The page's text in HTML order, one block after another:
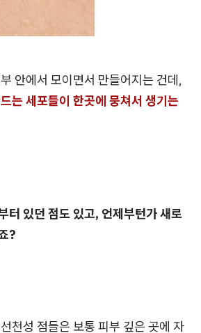
안에서 모이면서 만들어지는 건데,
는 세포들이 한곳에 뭉쳐서 생기는
터 있던 점도 있고, 언제부턴가 새로
?
천성 점들은 보통 피부 깊은 곳에 자